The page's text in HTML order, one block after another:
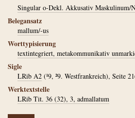
Singular o-Dekl. Akkusativ Maskulinum/
Belegansatz
mallum/-us
Worttypisierung
textintegriert, metakommunikativ
Sigle
LRib A2 (¹9, ²9. Westfrankreich), Seite
Werktextstelle
LRib Tit. 36 (32), 3, admallatum